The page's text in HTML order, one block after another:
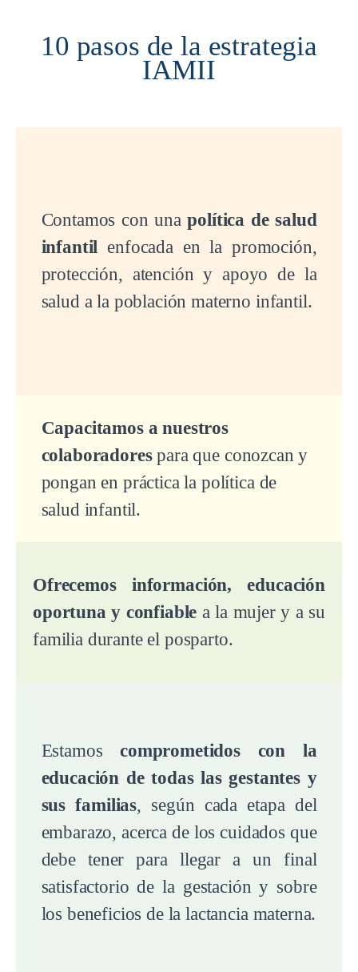
10 pasos de la estrategia
IAMII
Contamos con unapolítica de salud
infantil enfocada en la promoción,
protección, atención y apoyo de la
salud a la población materno infantil.
Capacitamos a nuestros
colaboradorespara que conozcan y
pongan en práctica la política de
salud infantil.
Ofrecemos información, educación
oportuna y confiable a la mujer y a su
familia durante el posparto.
Estamoscomprometidos con la
educación de todas las gestantes y
sus familias, según cada etapa del
embarazo, acerca de los cuidados que
debe tener para llegar a un final
satisfactorio de la gestación y sobre
los beneficios de la lactancia materna.